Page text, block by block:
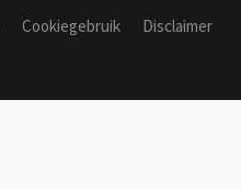
Cookiegebruik
Disclaimer